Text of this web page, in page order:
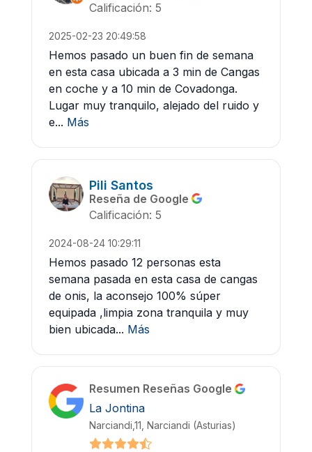
Calificación: 5
2025-02-23 20:49:58
Hemos pasado un buen fin de semana
en esta casa ubicada a 3 min de Cangas
en coche y a 10 min de Covadonga.
Lugar muy tranquilo, alejado del ruido y
e... Más
Pili Santos
Reseña de Google
Calificación: 5
2024-08-24 10:29:11
Hemos pasado 12 personas esta
semana pasada en esta casa de cangas
de onis, la aconsejo 100% súper
equipada ,limpia zona tranquila y muy
bien ubicada... Más
Resumen Reseñas Google
La Jontina
Narciandi,11, Narciandi (Asturias)